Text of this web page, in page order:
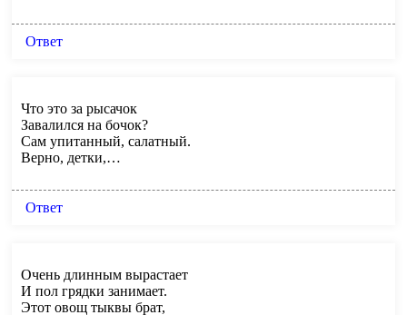
Ответ
Что это за рысачок
Завалился на бочок?
Сам упитанный, салатный.
Верно, детки,…
Ответ
Очень длинным вырастает
И пол грядки занимает.
Этот овощ тыквы брат,